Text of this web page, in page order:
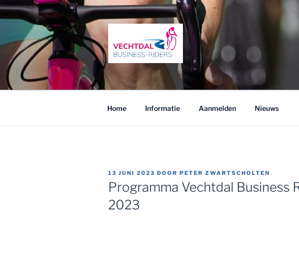
Ga
naar
inhoud
VECHTDAL
Fietsen en netwerken in het Vechtdal
Home Informatie Aanmelden Nieuws
GEPLAATST
OP
13 JUNI 2023 DOOR PETER ZWARTSCHOLTEN
Programma Vechtdal Business
2023